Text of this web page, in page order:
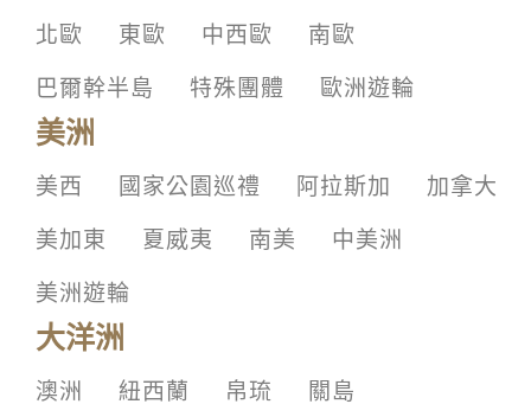
北歐 東歐 中西歐
南歐
巴爾幹半島
特殊團體 歐洲遊輪
美洲
美西 國家公園巡禮 阿拉斯加
加拿大
美加東
夏威夷 南美
中美洲
美洲遊輪
大洋洲
澳洲 紐西蘭 帛琉
關島